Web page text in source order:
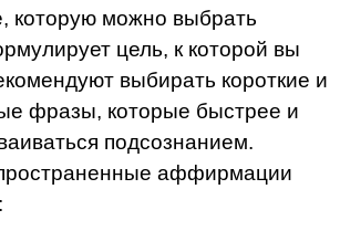
которую можно выбрать
цель, к которой вы
выбирать короткие и
фразы, которые быстрее и
подсознанием.
аффирмации